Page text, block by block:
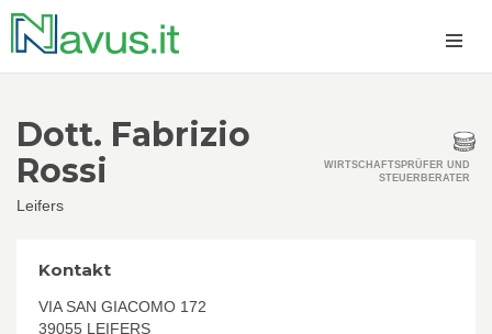
Dott. Fabrizio
Rossi
Leifers
WIRTSCHAFTSPRÜFER UND
STEUERBERATER
Kontakt
VIA SAN GIACOMO 172
39055 LEIFERS